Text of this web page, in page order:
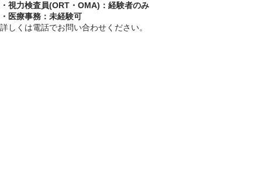
・視力検査員(ORT・OMA)：経験者のみ
・医療事務：未経験可
詳しくは電話でお問い合わせください。